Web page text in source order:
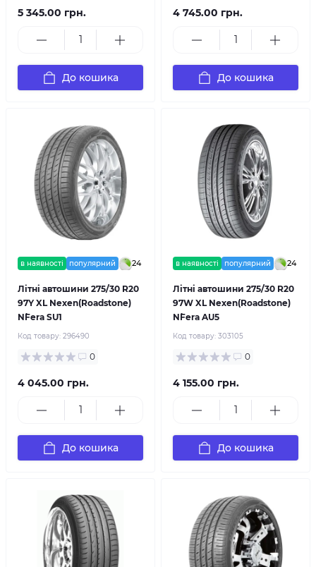
5 345.00 грн.
До кошика
4 745.00 грн.
До кошика
в наявності популярний 24
Літні автошини 275/30 R20
97Y XL Nexen(Roadstone)
N`Fera SU1
Код товару: 296490
0
4 045.00 грн.
До кошика
в наявності популярний 24
Літні автошини 275/30 R20
97W XL Nexen(Roadstone)
N`Fera AU5
Код товару: 303105
0
4 155.00 грн.
До кошика